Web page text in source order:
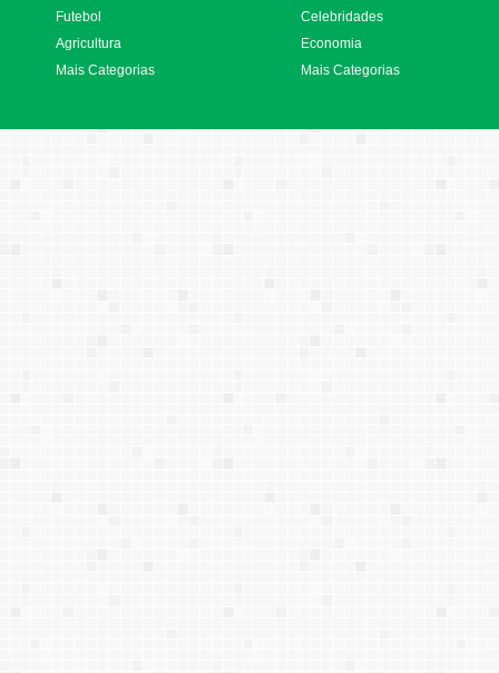
Futebol
Agricultura
Mais Categorias
Celebridades
Economia
Mais Categorias